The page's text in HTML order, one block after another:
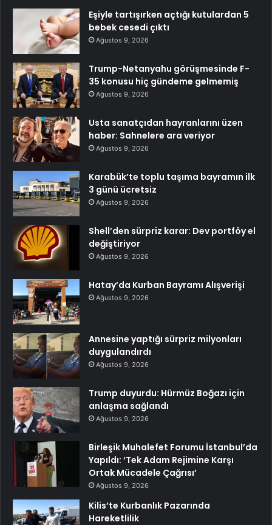
Eşiyle tartışırken açtığı kutulardan 5
bebek cesedi çıktı
Ağustos 9, 2026
Trump-Netanyahu görüşmesinde F-
35 konusu hiç gündeme gelmemiş
Ağustos 9, 2026
Usta sanatçıdan hayranlarını üzen
haber: Sahnelere ara veriyor
Ağustos 9, 2026
Karabük’te toplu taşıma bayramın ilk
3 günü ücretsiz
Ağustos 9, 2026
Shell’den sürpriz karar: Dev portföy el
değiştiriyor
Ağustos 9, 2026
Hatay’da Kurban Bayramı Alışverişi
Ağustos 9, 2026
Annesine yaptığı sürpriz milyonları
duygulandırdı
Ağustos 9, 2026
Trump duyurdu: Hürmüz Boğazı için
anlaşma sağlandı
Ağustos 9, 2026
Birleşik Muhalefet Forumu İstanbul’da
Yapıldı: ‘Tek Adam Rejimine Karşı
Ortak Mücadele Çağrısı’
Ağustos 9, 2026
Kilis’te Kurbanlık Pazarında
Hareketlilik